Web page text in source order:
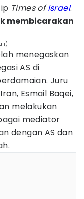
Times ofIsrael.
membicarakan
menegaskan
AS di
Juru
Esmail Baqei,
melakukan
mediator
dengan AS dan